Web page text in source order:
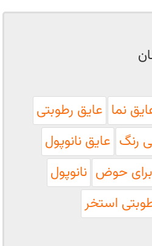
نما عایق رطوبتی
رنگ عایق نانوپول
حوض نانوپول
استخر